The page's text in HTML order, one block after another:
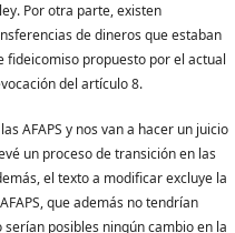
Por otra parte, existen
de dineros que estaban
fideicomiso propuesto por el actual
del artículo 8.
AFAPS y nos van a hacer un juicio
un proceso de transición en las
el texto a modificar excluye la
que además no tendrían
posibles ningún cambio en la